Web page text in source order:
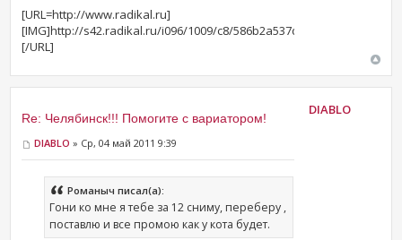
[URL=http://www.radikal.ru]
[IMG]http://s42.radikal.ru/i096/1009/c8/586b2a537d3d.jpg[/IMG]
[/URL]
Re: Челябинск!!! Помогите с вариатором!
DIABLO » Ср, 04 май 2011 9:39
Романыч писал(а):
Гони ко мне я тебе за 12 сниму, переберу ,
поставлю и все промою как у кота будет.
DIABLO